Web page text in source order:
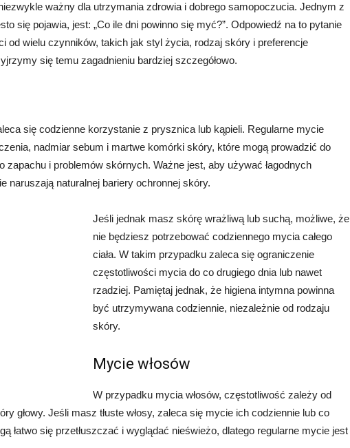
ważny dla utrzymania zdrowia i dobrego samopoczucia. Jednym z
się pojawia, jest: „Co ile dni powinno się myć?”. Odpowiedź na to pytanie
od wielu czynników, takich jak styl życia, rodzaj skóry i preferencje
się temu zagadnieniu bardziej szczegółowo.
się codzienne korzystanie z prysznica lub kąpieli. Regularne mycie
nadmiar sebum i martwe komórki skóry, które mogą prowadzić do
zapachu i problemów skórnych. Ważne jest, aby używać łagodnych
naruszają naturalnej bariery ochronnej skóry.
Jeśli jednak masz skórę wrażliwą lub suchą, możliwe, że
nie będziesz potrzebować codziennego mycia całego
ciała. W takim przypadku zaleca się ograniczenie
częstotliwości mycia do co drugiego dnia lub nawet
rzadziej. Pamiętaj jednak, że higiena intymna powinna
być utrzymywana codziennie, niezależnie od rodzaju
skóry.
Mycie włosów
W przypadku mycia włosów, częstotliwość zależy od
głowy. Jeśli masz tłuste włosy, zaleca się mycie ich codziennie lub co
łatwo się przetłuszczać i wyglądać nieświeżo, dlatego regularne mycie jest